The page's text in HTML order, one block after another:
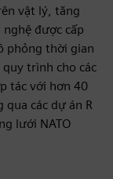
vật lý, tăng
được cấp
phỏng thời gian
trình cho các
tác với hơn 40
các dự án R
lưới NATO